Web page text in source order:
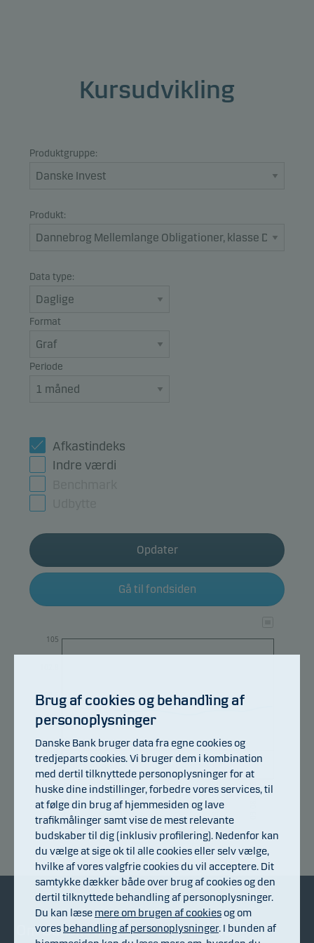
Kursudvikling
Produktgruppe:
Produkt:
Data type:
Format
Periode
Afkastindeks
Indre værdi
Opdater
Gå til fondsiden
94
98.4
100.6
105
06.07.2026 10.07.2026 16.07.2026 22.07.2026 28.07.2026 03.08.2026
Afkastindeks
Om Danske Invest Bliv investor
Brug af cookies og behandling af
personoplysninger
Danske Bank bruger data fra egne cookies og
tredjeparts cookies. Vi bruger dem i kombination
med dertil tilknyttede personoplysninger for at
huske dine indstillinger, forbedre vores services, til
at følge din brug af hjemmesiden og lave
trafikmålinger samt vise de mest relevante
budskaber til dig (inklusiv profilering). Nedenfor kan
du vælge at sige ok til alle cookies eller selv vælge,
hvilke af vores valgfrie cookies du vil acceptere. Dit
samtykke dækker både over brug af cookies og den
dertil tilknyttede behandling af personoplysninger.
Du kan læse mere om brugen af cookiesog om
vores behandling af personoplysninger. I bunden af